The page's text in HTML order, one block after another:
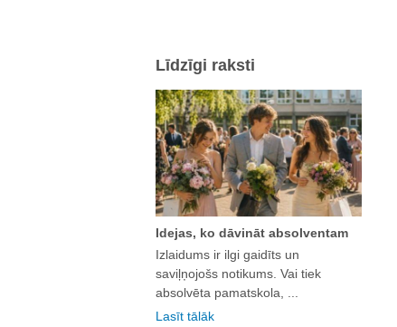
Līdzīgi raksti
Idejas, ko dāvināt absolventam
Izlaidums ir ilgi gaidīts un
saviļņojošs notikums. Vai tiek
absolvēta pamatskola, ...
Lasīt tālāk